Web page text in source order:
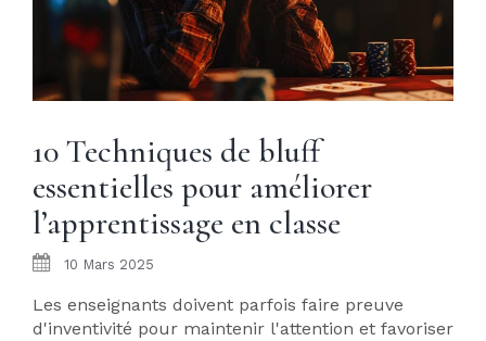
10 Techniques de bluff
essentielles pour améliorer
l’apprentissage en classe
10 Mars 2025
Les enseignants doivent parfois faire preuve
d'inventivité pour maintenir l'attention et favoriser